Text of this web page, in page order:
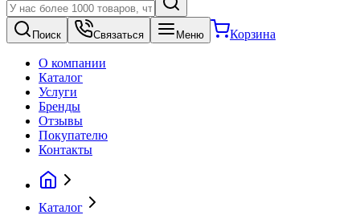
Поиск Связаться Меню Корзина
О компании
Каталог
Услуги
Бренды
Отзывы
Покупателю
Контакты
Каталог